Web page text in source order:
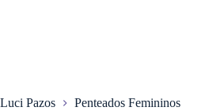
Luci Pazos Penteados Femininos